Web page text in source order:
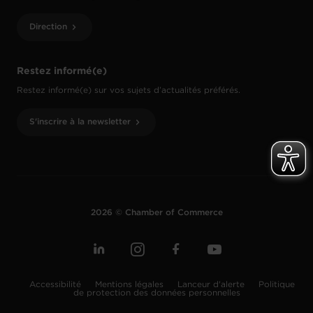
Restez informé(e)
Restez informé(e) sur vos sujets d’actualités préférés.
S'inscrire à la newsletter
Direction
2026 © Chamber of Commerce
Accessibilité Mentions légales Lanceur d'alerte
Politique
de protection des données personnelles